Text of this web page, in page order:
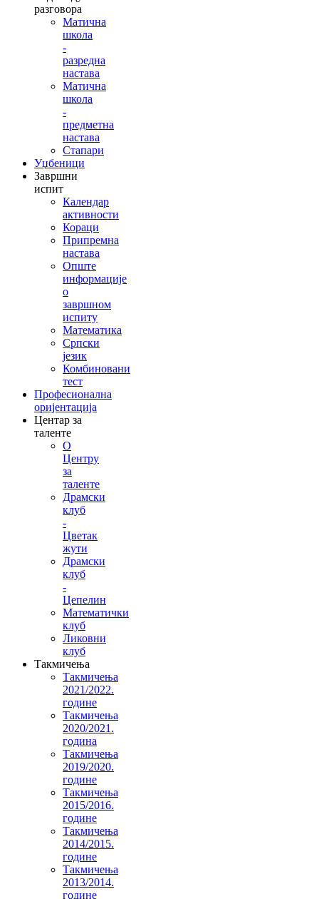
разговора
Матична
школа
-
разредна
настава
Матична
школа
-
предметна
настава
Стапари
Уџбеници
Завршни
испит
Календар
активности
Кораци
Припремна
настава
Опште
информације
о
завршном
испиту
Математика
Српски
језик
Комбиновани
тест
Професионална
оријентација
Центар за
таленте
О
Центру
за
таленте
Драмски
клуб
-
Цветак
жути
Драмски
клуб
-
Цепелин
Математички
клуб
Ликовни
клуб
Такмичења
Такмичења
2021/2022.
године
Такмичења
2020/2021.
година
Такмичења
2019/2020.
године
Такмичења
2015/2016.
године
Такмичења
2014/2015.
године
Такмичења
2013/2014.
године